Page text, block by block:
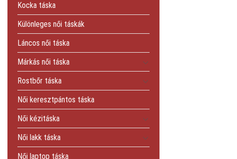
Kocka táska
Különleges női táskák
Láncos női táska
Márkás női táska
Rostbőr táska
Női keresztpántos táska
Női kézitáska
Női lakk táska
Női laptop táska